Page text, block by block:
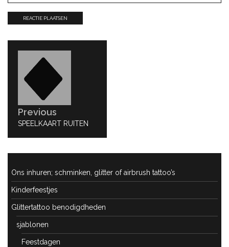
navigatie
Previous
PREVIOUS
SPEELKAART RUITEN
Ons inhuren; schminken, glitter of airbrush tattoo’s
Kinderfeestjes
Glittertattoo benodigdheden
sjablonen
Feestdagen